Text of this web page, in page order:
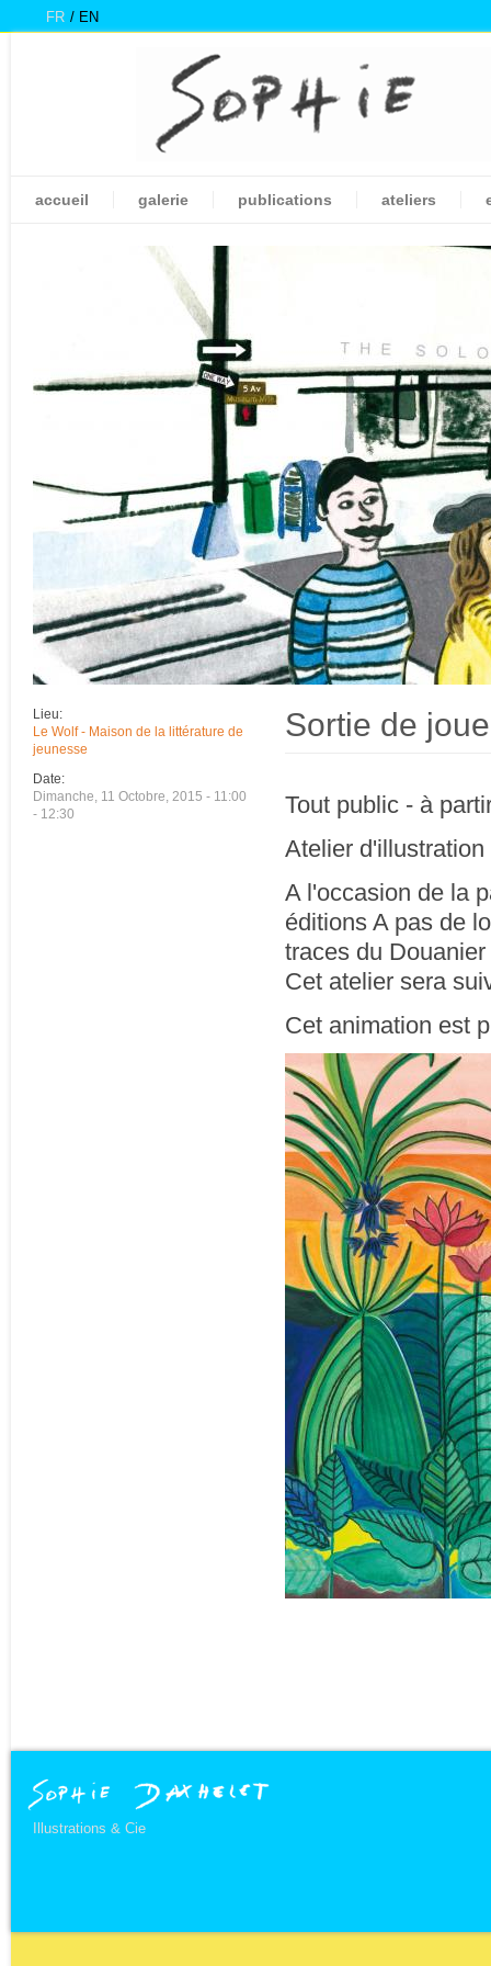
FR EN
accueil galerie publications ateliers
Lieu:
Le Wolf - Maison de la littérature de
jeunesse
Date:
Dimanche, 11 Octobre, 2015 - 11:00
- 12:30
Sortie de
Tout public - à
Atelier
A l'occasion de la
éditions A pas de
traces du
Cet atelier sera
Cet animation est
Illustrations & Cie